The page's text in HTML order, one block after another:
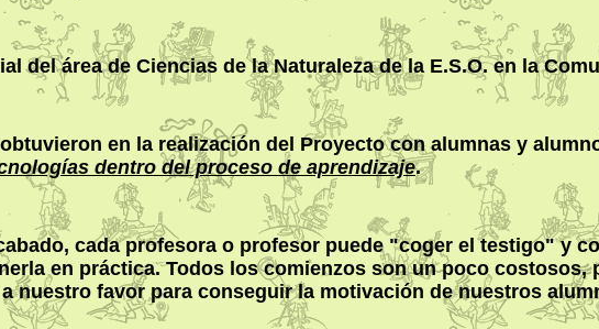
del área de Ciencias de la Naturaleza de la E.S.O. en la
en la realización del Proyecto con alumnas y
dentro del proceso de aprendizaje.
cada profesora o profesor puede "coger el testigo" y
en práctica. Todos los comienzos son un poco
nuestro favor para conseguir la motivación de nuestros